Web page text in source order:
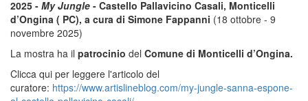
2025 - My Jungle - Castello Pallavicino Casali, Monticelli
d’Ongina ( PC), a cura di Simone Fappanni (18 ottobre - 9
novembre 2025)
La mostra ha il patrocinio del Comune di Monticelli d’Ongina.
Clicca qui per leggere l'articolo del
curatore: https://www.artislineblog.com/my-jungle-sanna-espone-